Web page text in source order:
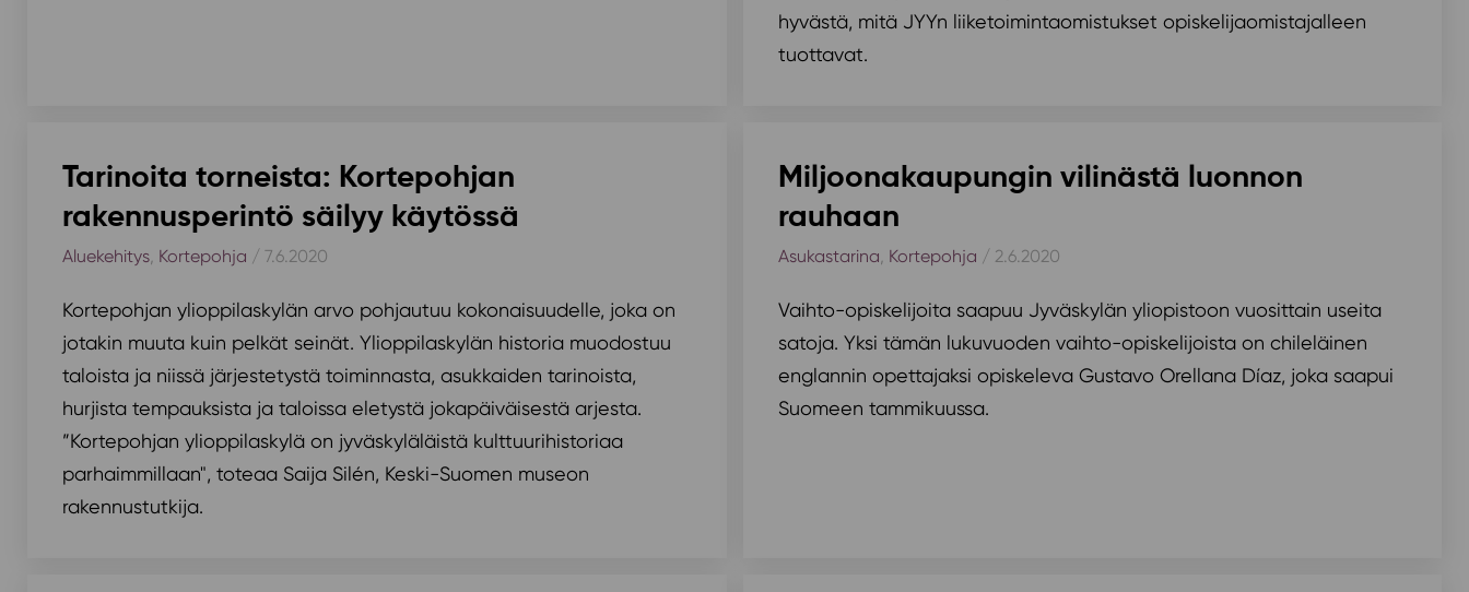
hyvästä, mitä JYYn liiketoimintaomistukset opiskelijaomistajalleen
tuottavat.
Tarinoita torneista: Kortepohjan
rakennusperintö säilyy käytössä
Aluekehitys, Kortepohja / 7.6.2020
Kortepohjan ylioppilaskylän arvo pohjautuu kokonaisuudelle, joka on
jotakin muuta kuin pelkät seinät. Ylioppilaskylän historia muodostuu
taloista ja niissä järjestetystä toiminnasta, asukkaiden tarinoista,
hurjista tempauksista ja taloissa eletystä jokapäiväisestä arjesta.
”Kortepohjan ylioppilaskylä on jyväskyläläistä kulttuurihistoriaa
parhaimmillaan", toteaa Saija Silén, Keski-Suomen museon
rakennustutkija.
Miljoonakaupungin vilinästä luonnon
rauhaan
Asukastarina Kortepohja / 2.6.2020
Vaihto-opiskelijoita saapuu Jyväskylän yliopistoon vuosittain useita
satoja. Yksi tämän lukuvuoden vaihto-opiskelijoista on chileläinen
englannin opettajaksi opiskeleva Gustavo Orellana Díaz, joka saapui
Suomeen tammikuussa.